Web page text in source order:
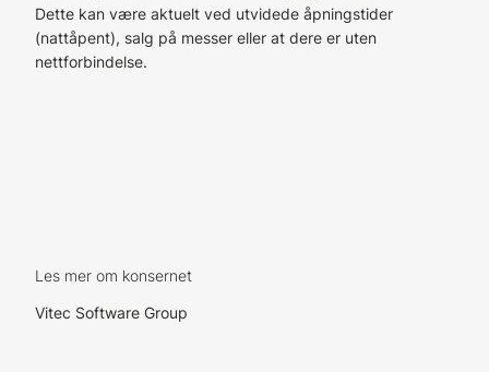
Dette kan være aktuelt ved utvidede åpningstider
(nattåpent), salg på messer eller at dere er uten
nettforbindelse.
Les mer om konsernet
Vitec Software Group